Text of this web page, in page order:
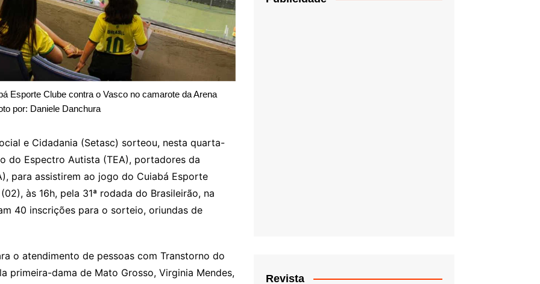
Esporte Clube contra o Vasco no camarote da Arena
por: Daniele Danchura
e Cidadania (Setasc) sorteou, nesta quarta-
do Espectro Autista (TEA), portadores da
para assistirem ao jogo do Cuiabá Esporte
às 16h, pela 31ª rodada do Brasileirão, na
40 inscrições para o sorteio, oriundas de
o atendimento de pessoas com Transtorno do
primeira-dama de Mato Grosso, Virginia Mendes,
Revista